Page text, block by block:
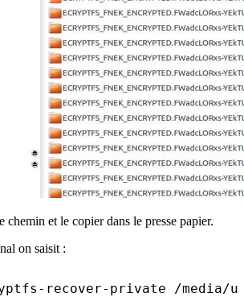
et le copier dans le presse papier.
on saisit :
recover-private /media/